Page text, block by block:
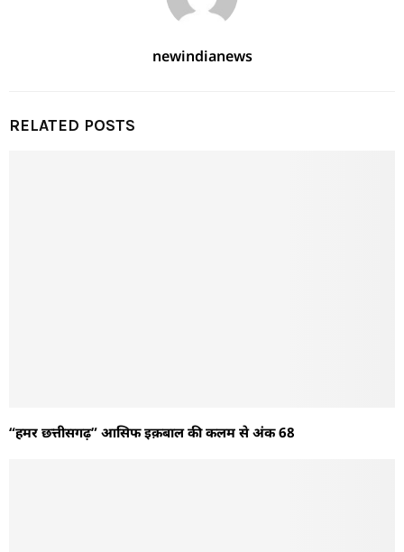
newindianews
RELATED POSTS
“हमर छत्तीसगढ़” आसिफ इक़बाल की कलम से अंक 68